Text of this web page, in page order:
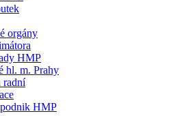
orgány
HMP
hl. m. Prahy
radní
HMP